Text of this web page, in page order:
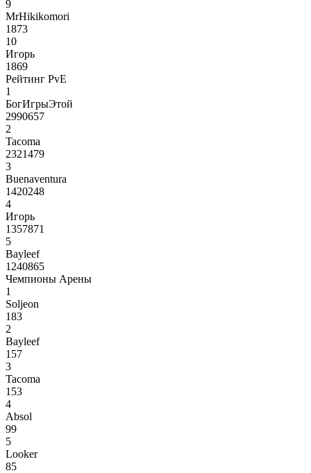
9
MrHikikomori
1873
10
Игорь
1869
Рейтинг PvE
1
БогИгрыЭтой
2990657
2
Tacoma
2321479
3
Buenaventura
1420248
4
Игорь
1357871
5
Bayleef
1240865
Чемпионы Арены
1
Soljeon
183
2
Bayleef
157
3
Tacoma
153
4
Absol
99
5
Looker
85